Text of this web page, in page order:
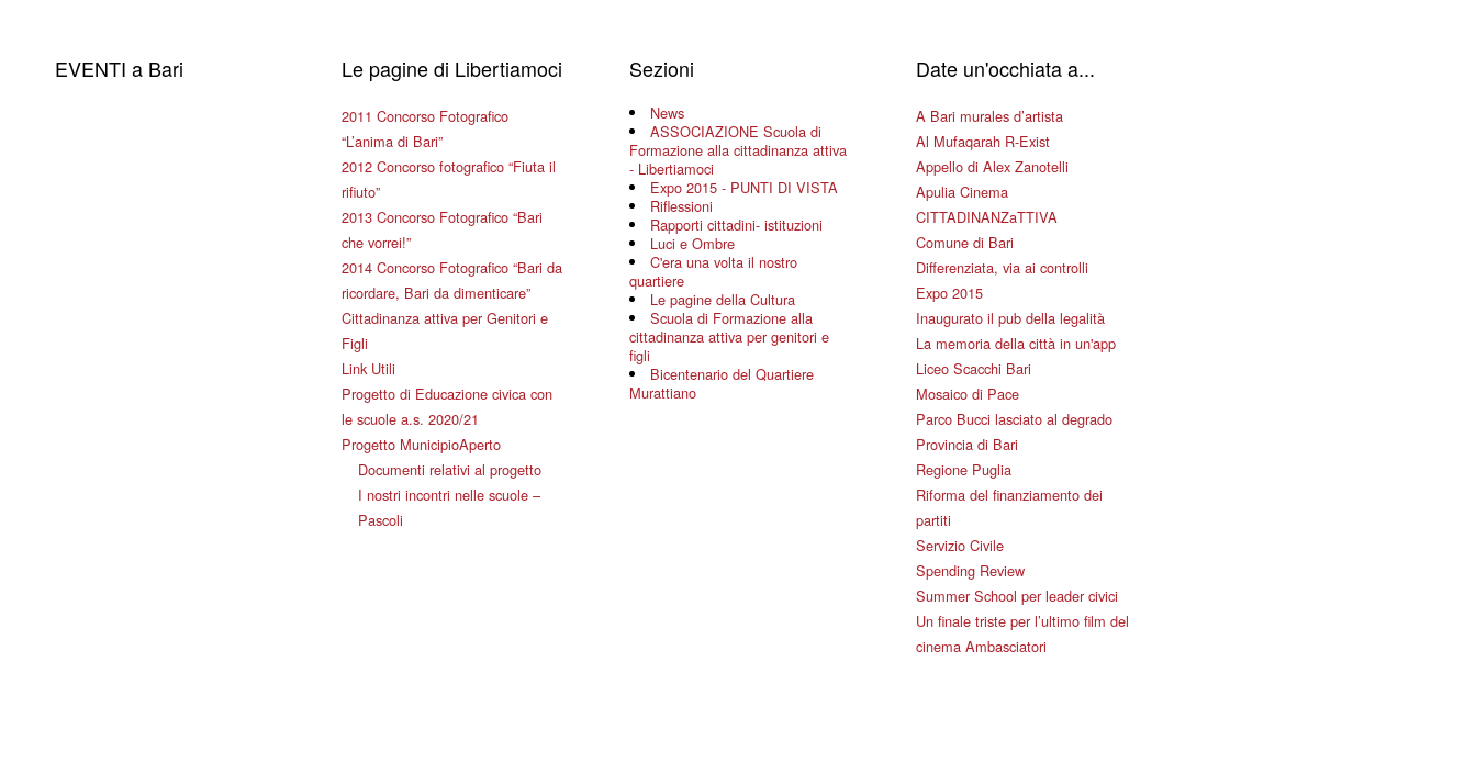
EVENTI a Bari Le pagine di Libertiamoci
2011 Concorso Fotografico
“L’anima di Bari”
2012 Concorso fotografico “Fiuta il
rifiuto”
2013 Concorso Fotografico “Bari
che vorrei!”
2014 Concorso Fotografico “Bari da
ricordare, Bari da dimenticare”
Cittadinanza attiva per Genitori e
Figli
Link Utili
Progetto di Educazione civica con
le scuole a.s. 2020/21
Progetto MunicipioAperto
Documenti relativi al progetto
I nostri incontri nelle scuole –
Pascoli
Sezioni
News
ASSOCIAZIONE Scuola di
Formazione alla cittadinanza attiva
- Libertiamoci
Expo 2015 - PUNTI DI VISTA
Riflessioni
Rapporti cittadini- istituzioni
Luci e Ombre
C'era una volta il nostro
quartiere
Le pagine della Cultura
Scuola di Formazione alla
cittadinanza attiva per genitori e
figli
Bicentenario del Quartiere
Murattiano
Date un'occhiata a...
A Bari murales d’artista
Al Mufaqarah R-Exist
Appello di Alex Zanotelli
Apulia Cinema
CITTADINANZaTTIVA
Comune di Bari
Differenziata, via ai controlli
Expo 2015
Inaugurato il pub della legalità
La memoria della città in un'app
Liceo Scacchi Bari
Mosaico di Pace
Parco Bucci lasciato al degrado
Provincia di Bari
Regione Puglia
Riforma del finanziamento dei
partiti
Servizio Civile
Spending Review
Summer School per leader civici
Un finale triste per l’ultimo film del
cinema Ambasciatori